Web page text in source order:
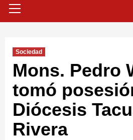
primario
Sociedad
Mons. Pedro
tomó
Diócesis
Rivera